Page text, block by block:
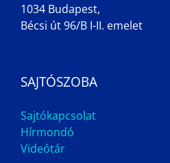
1034 Budapest,
Bécsi út 96/B I-II. emelet
SAJTÓSZOBA
Sajtókapcsolat
Hírmondó
Videótár